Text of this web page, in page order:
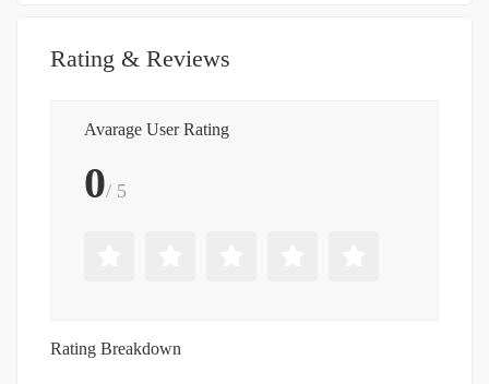
Rating & Reviews
Avarage User Rating
0/ 5
Rating Breakdown